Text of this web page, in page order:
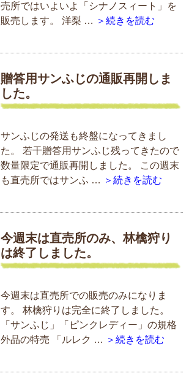
売所ではいよいよ「シナノスィート」を
販売します。 洋梨 … ＞続きを読む
贈答用サンふじの通販再開しま
した。
サンふじの発送も終盤になってきまし
た。 若干贈答用サンふじ残ってきたので
数量限定で通販再開しました。 この週末
も直売所ではサンふ … ＞続きを読む
今週末は直売所のみ、林檎狩り
は終了しました。
今週末は直売所での販売のみになりま
す。 林檎狩りは完全に終了しました。
「サンふじ」「ピンクレディー」の規格
外品の特売 「ルレク … ＞続きを読む